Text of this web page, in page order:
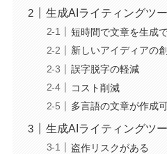
生成AIライティングツ
短時間で文章を生成
新しいアイディアの
誤字脱字の軽減
コスト削減
多言語の文章が作成
生成AIライティングツ
盗作リスクがある